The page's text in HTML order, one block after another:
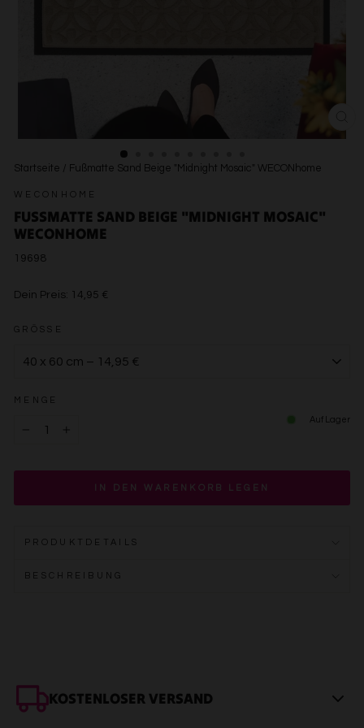
Startseite / Fußmatte Sand Beige "Midnight Mosaic" WECONhome
WECONHOME
FUSSMATTE SAND BEIGE "MIDNIGHT MOSAIC" W
ECONHOME
19698
Dein Preis: 14,95 €
GRÖSSE
MENGE
Auf Lager
IN DEN WARENKORB LEGEN
PRODUKTDETAILS
BESCHREIBUNG
KOSTENLOSER VERSAND